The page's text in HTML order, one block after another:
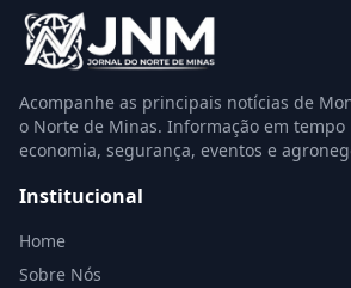
Acompanhe as principais notícias de
o Norte de Minas. Informação em
economia, segurança, eventos e
Institucional
Home
Sobre Nós